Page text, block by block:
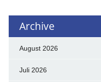
Archive
August 2026
Juli 2026